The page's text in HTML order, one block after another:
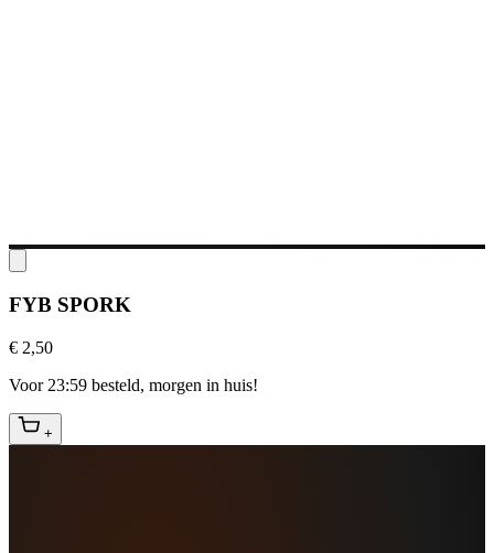
FYB SPORK
€ 2,50
Voor 23:59 besteld, morgen in huis!
+